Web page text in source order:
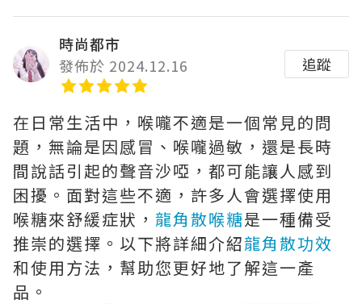
時尚都市
發佈於 2024.12.16
追蹤
在日常生活中，喉嚨不適是一個常見的問
題，無論是因感冒、喉嚨過敏，還是長時
間說話引起的聲音沙啞，都可能讓人感到
困擾。面對這些不適，許多人會選擇使用
喉糖來舒緩症狀， 龍角散喉糖是一種備受
推崇的選擇。以下將詳細介紹龍角散功效
和使用方法，幫助您更好地了解這一產
品。